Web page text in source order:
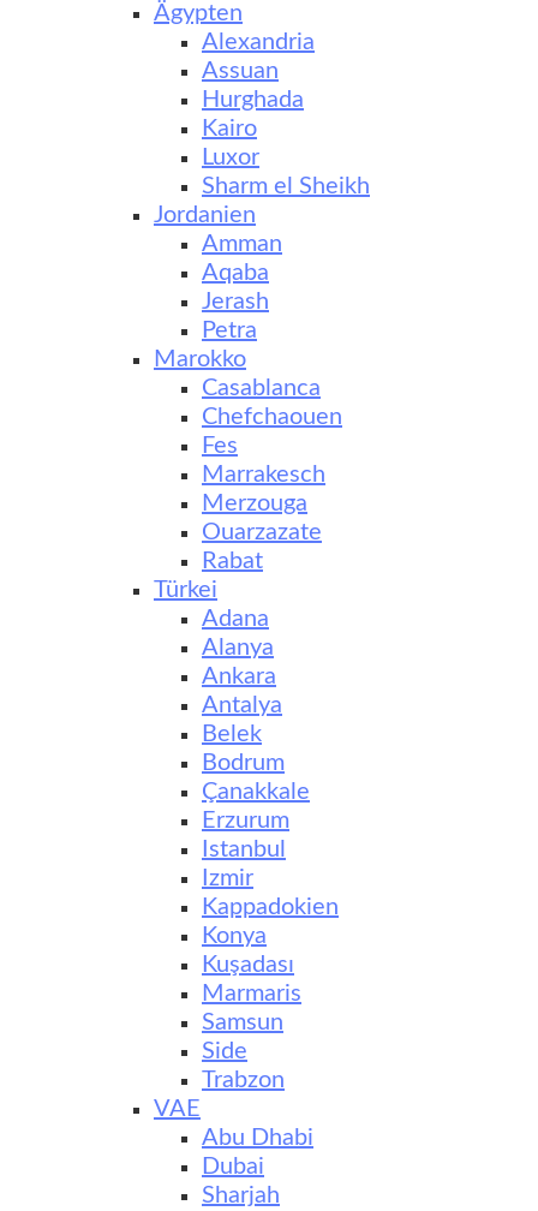
Ägypten
Alexandria
Assuan
Hurghada
Kairo
Luxor
Sharm el Sheikh
Jordanien
Amman
Aqaba
Jerash
Petra
Marokko
Casablanca
Chefchaouen
Fes
Marrakesch
Merzouga
Ouarzazate
Rabat
Türkei
Adana
Alanya
Ankara
Antalya
Belek
Bodrum
Çanakkale
Erzurum
Istanbul
Izmir
Kappadokien
Konya
Kuşadası
Marmaris
Samsun
Side
Trabzon
VAE
Abu Dhabi
Dubai
Sharjah